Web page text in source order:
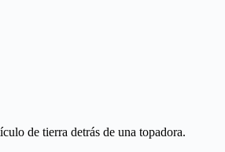
de tierra detrás de una topadora.